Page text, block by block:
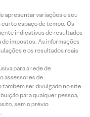
apresentar variações e seu
espaço de tempo. Os
indicativos de resultados
impostos. As informações
e os resultados reais
para a rede de
assessores de
também ser divulgado no site
para qualquer pessoa,
sem o prévio